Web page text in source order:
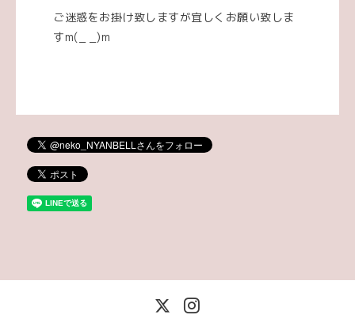
ご迷惑をお掛け致しますが宜しくお願い致しま
すm(_ _)m